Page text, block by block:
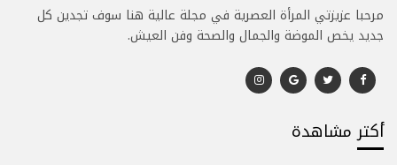
مرحبا عزيزتي المرأة العصرية في مجلة عالية هنا سوف تجدين كل
جديد يخص الموضة والجمال والصحة وفن العيش.
أكتر مشاهدة